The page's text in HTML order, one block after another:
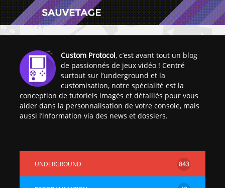
Custom Protocol, c’est avant tout un blog
de passionnés de jeux vidéo ! Centré
surtout sur l’underground et la
customisation, notre spécialité est la
conception de tutoriels imagés et détaillés pour vous
aider dans la personnalisation de votre console, mais
aussi l’information via des news et dossiers.
UNDERGROUND 843